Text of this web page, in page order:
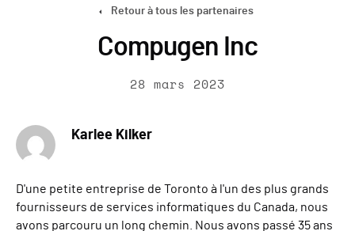
Retour à tous les partenaires
Compugen Inc
28 mars 2023
Karlee Kilker
D'une petite entreprise de Toronto à l'un des plus grands
fournisseurs de services informatiques du Canada, nous
avons parcouru un long chemin. Nous avons passé 35 ans